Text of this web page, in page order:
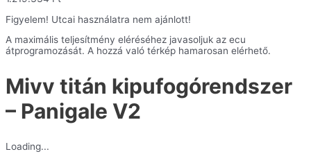
V2
mennyiség
Figyelem! Utcai használatra nem ajánlott!
A maximális teljesítmény eléréséhez javasoljuk az ecu
átprogramozását. A hozzá való térkép hamarosan elérhető.
Mivv titán kipufogórendszer
– Panigale V2
Loading...